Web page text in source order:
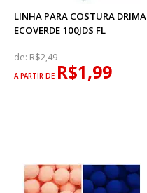
LINHA PARA COSTURA DRIMA
ECOVERDE 100JDS FL
de: R$2,49
A PARTIR DE R$1,99